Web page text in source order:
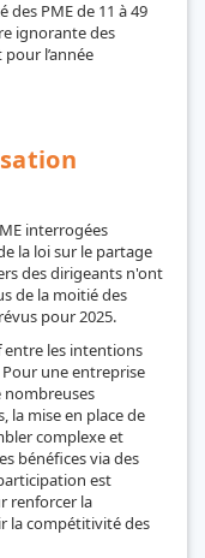
des PME de 11 à 49
ignorante des
l’année
interrogées
la loi sur le partage
des dirigeants n'ont
de la moitié des
pour 2025.
entre les intentions
une entreprise
nombreuses
la mise en place de
complexe et
bénéfices via des
est
renforcer la
la compétitivité des